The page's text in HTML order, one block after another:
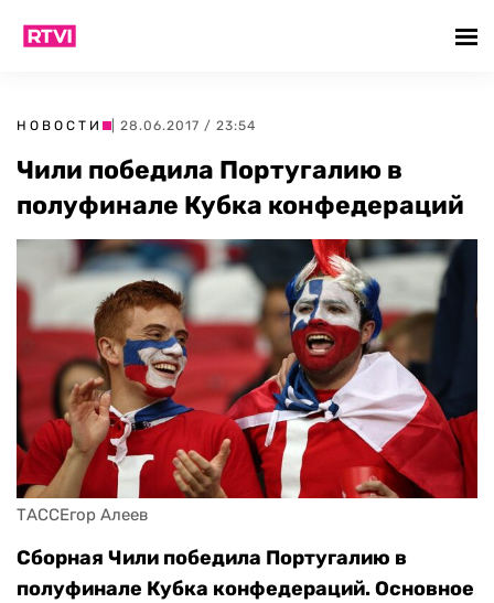
НОВОСТИ | 28.06.2017 / 23:54
Чили победила Португалию в
полуфинале Кубка конфедераций
ТАССЕгор Алеев
Сборная Чили победила Португалию в
полуфинале Кубка конфедераций. Основное